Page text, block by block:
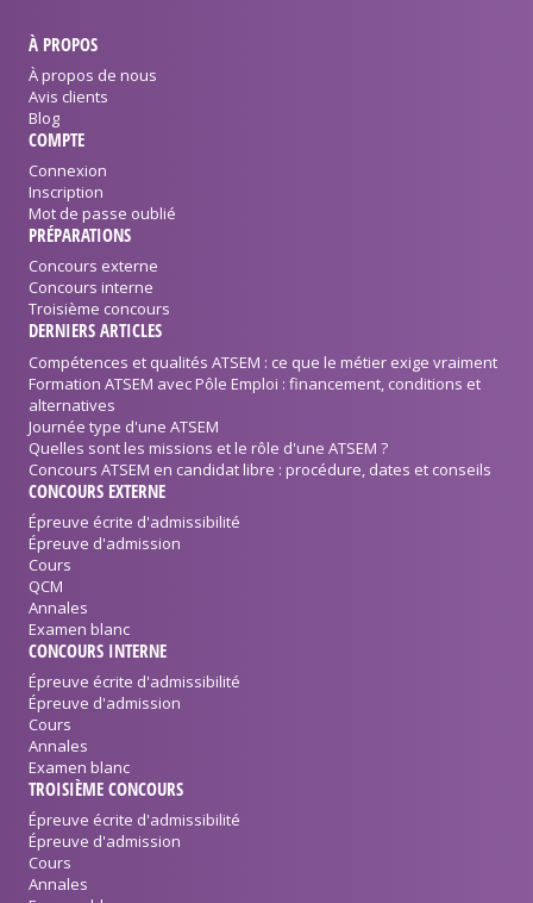
À PROPOS
À propos de nous
Avis clients
Blog
COMPTE
Connexion
Inscription
Mot de passe oublié
PRÉPARATIONS
Concours externe
Concours interne
Troisième concours
DERNIERS ARTICLES
Compétences et qualités ATSEM : ce que le métier exige vraiment
Formation ATSEM avec Pôle Emploi : financement, conditions et
alternatives
Journée type d'une ATSEM
Quelles sont les missions et le rôle d'une ATSEM ?
Concours ATSEM en candidat libre : procédure, dates et conseils
CONCOURS EXTERNE
Épreuve écrite d'admissibilité
Épreuve d'admission
Cours
QCM
Annales
Examen blanc
CONCOURS INTERNE
Épreuve écrite d'admissibilité
Épreuve d'admission
Cours
Annales
Examen blanc
TROISIÈME CONCOURS
Épreuve écrite d'admissibilité
Épreuve d'admission
Cours
Annales